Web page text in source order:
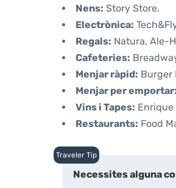
Nens: Story Store.
Electrònica:
Regals: Natura, Ale-
Cafeteries:
Menjar ràpid: Burger
Menjar per emportar:
Vins i Tapes: Enrique
Restaurants: Food
Necessites alguna